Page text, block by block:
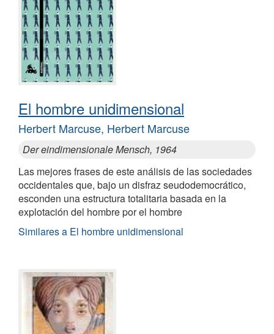
El hombre unidimensional
Herbert Marcuse, Herbert Marcuse
Der eindimensionale Mensch, 1964
Las mejores frases de este análisis de las sociedades
occidentales que, bajo un disfraz seudodemocrático,
esconden una estructura totalitaria basada en la
explotación del hombre por el hombre
Similares a El hombre unidimensional